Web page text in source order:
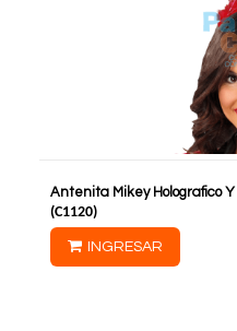
Antenita Mikey Holografico
(C1120)
INGRESAR